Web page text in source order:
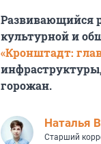
Развивающийся
культурной и
«Кронштадт:
горожан.
Наталья
Старший